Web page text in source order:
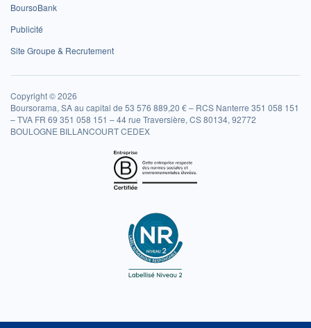
BoursoBank
Publicité
Site Groupe & Recrutement
Copyright © 2026
Boursorama, SA au capital de 53 576 889,20 € – RCS Nanterre 351 058 151
– TVA FR 69 351 058 151 – 44 rue Traversière, CS 80134, 92772
BOULOGNE BILLANCOURT CEDEX